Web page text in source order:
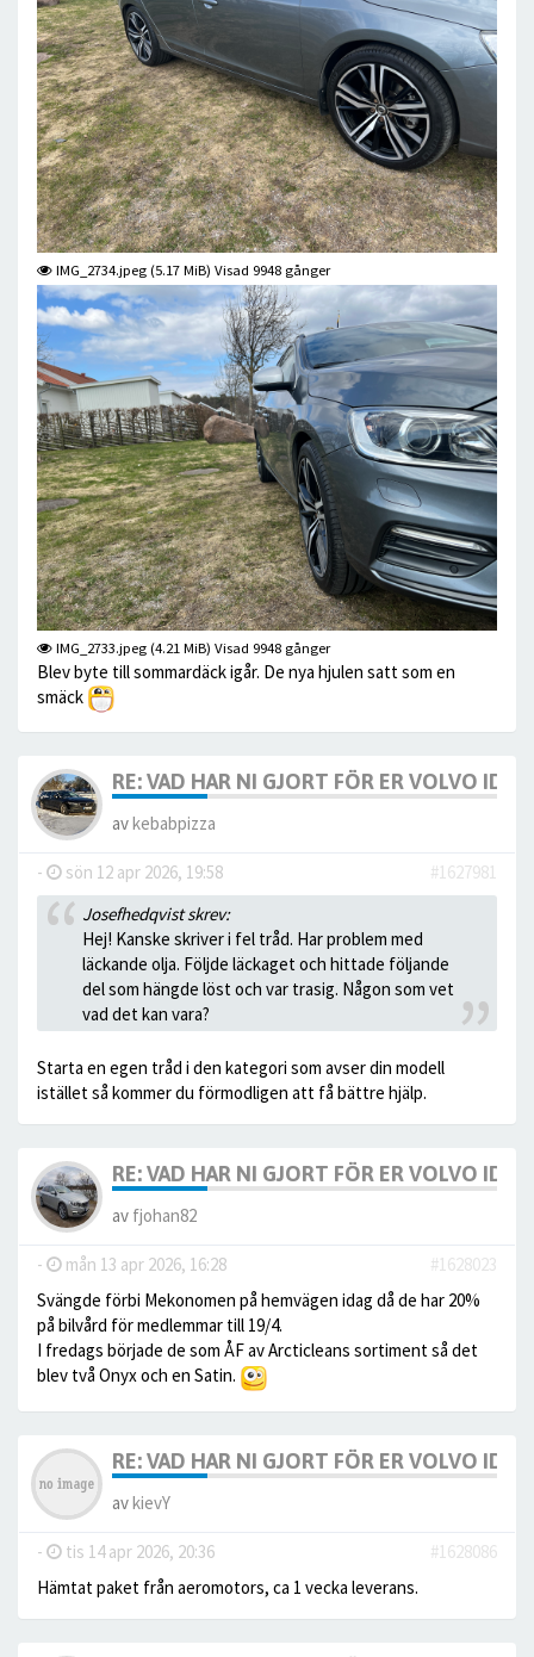
IMG_2734.jpeg (5.17 MiB) Visad 9948 gånger
IMG_2733.jpeg (4.21 MiB) Visad 9948 gånger
Blev byte till sommardäck igår. De nya hjulen satt som en
smäck
RE: VAD HAR NI GJORT FÖR ER VOLVO
avkebabpizza
- sön 12 apr 2026, 19:58
#1627981
Josefhedqvist skrev:
Hej! Kanske skriver i fel tråd. Har problem med
läckande olja. Följde läckaget och hittade följande
del som hängde löst och var trasig. Någon som vet
vad det kan vara?
Starta en egen tråd i den kategori som avser din modell
istället så kommer du förmodligen att få bättre hjälp.
RE: VAD HAR NI GJORT FÖR ER VOLVO
av fjohan82
- mån 13 apr 2026, 16:28
#1628023
Svängde förbi Mekonomen på hemvägen idag då de har 20%
på bilvård för medlemmar till 19/4.
I fredags började de som ÅF av Arcticleans sortiment så det
blev två Onyx och en Satin.
RE: VAD HAR NI GJORT FÖR ER VOLVO
avkievY
- tis 14 apr 2026, 20:36
#1628086
Hämtat paket från aeromotors, ca 1 vecka leverans.